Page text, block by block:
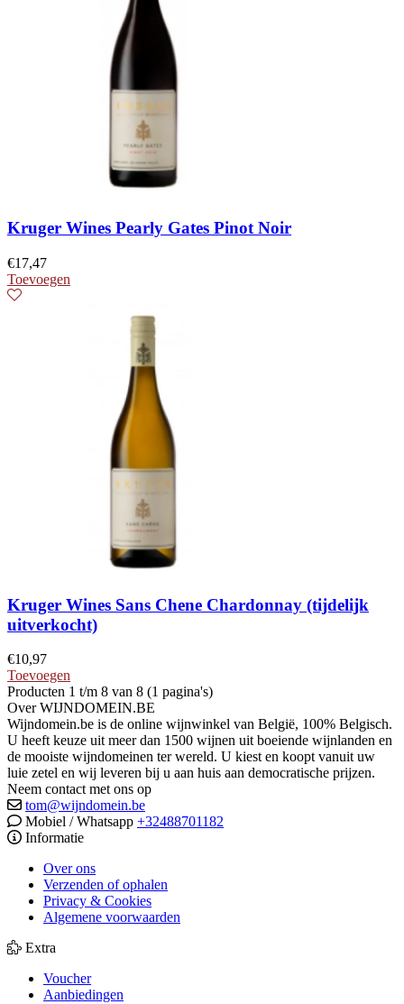
Kruger Wines Pearly Gates Pinot Noir
€17,47
Toevoegen
Kruger Wines Sans Chene Chardonnay (tijdelijk
uitverkocht)
€10,97
Toevoegen
Producten 1 t/m 8 van 8 (1 pagina's)
Over WIJNDOMEIN.BE
Wijndomein.be is de online wijnwinkel van België, 100% Belgisch.
U heeft keuze uit meer dan 1500 wijnen uit boeiende wijnlanden en
de mooiste wijndomeinen ter wereld. U kiest en koopt vanuit uw
luie zetel en wij leveren bij u aan huis aan democratische prijzen.
Neem contact met ons op
tom@wijndomein.be
Mobiel / Whatsapp +32488701182
Informatie
Over ons
Verzenden of ophalen
Privacy & Cookies
Algemene voorwaarden
Extra
Voucher
Aanbiedingen